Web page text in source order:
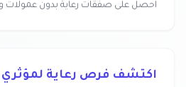
احصل على صفقات رعاية بدون عمولات
اكتشف فرص رعاية لمؤثري